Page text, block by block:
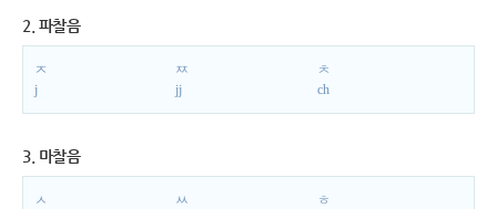
2. 파찰음
ㅈ
j
ㅉ
jj
ㅊ
ch
3. 마찰음
ㅅ
ㅆ
ㅎ